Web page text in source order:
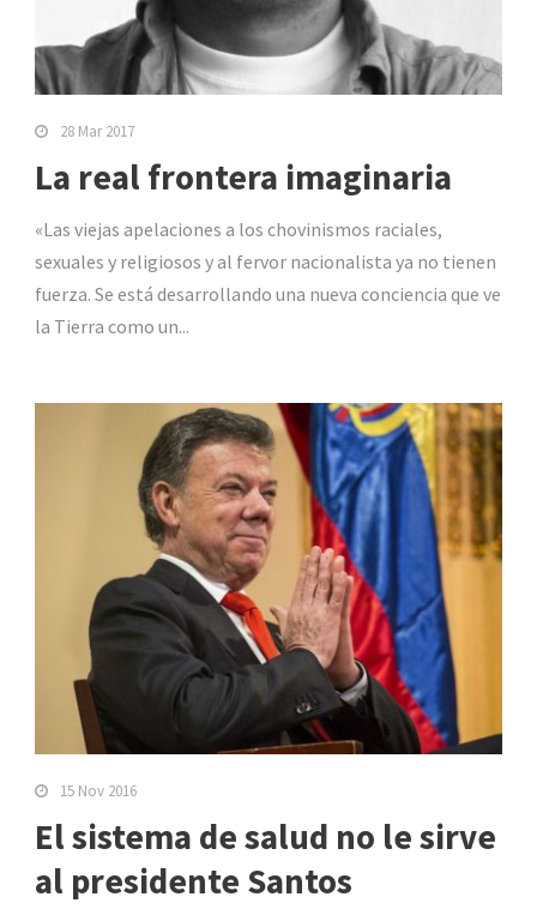
28 Mar 2017
La real frontera imaginaria
«Las viejas apelaciones a los chovinismos raciales,
sexuales y religiosos y al fervor nacionalista ya no tienen
fuerza. Se está desarrollando una nueva conciencia que ve
la Tierra como un...
15 Nov 2016
El sistema de salud no le sirve
al presidente Santos